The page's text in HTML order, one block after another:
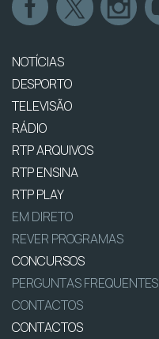
NOTÍCIAS
DESPORTO
TELEVISÃO
RÁDIO
RTP ARQUIVOS
RTP ENSINA
RTP PLAY
EM DIRETO
REVER PROGRAMAS
CONCURSOS
PERGUNTAS FREQUENTES
CONTACTOS
CONTACTOS